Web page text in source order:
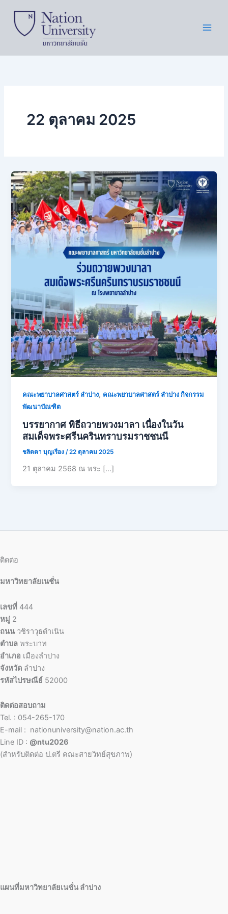
content
22 ตุลาคม 2025
คณะพยาบาลศาสตร์ ลำปาง, คณะพยาบาลศาสตร์ ลำปาง กิจกรรม
พัฒนาบัณฑิต
บรรยากาศ พิธีถวายพวงมาลา เนื่องในวัน
สมเด็จพระศรีนครินทราบรมราชชนนี
ชลิตตา บุญเรือง /22 ตุลาคม 2025
21 ตุลาคม 2568 ณ พระ […]
ติดต่อ
มหาวิทยาลัยเนชั่น
เลขที่ 444
หมู่ 2
ถนน วชิราวุธดำเนิน
ตำบล พระบาท
อำเภอ เมืองลำปาง
จังหวัด ลำปาง
รหัสไปรษณีย์ 52000
ติดต่อสอบถาม
Tel. : 054-265-170
E-mail : nationuniversity@nation.ac.th
Line ID : @ntu2026
(สำหรับติดต่อ ป.ตรี คณะสายวิทย์สุขภาพ)
แผนที่มหาวิทยาลัยเนชั่น ลำปาง